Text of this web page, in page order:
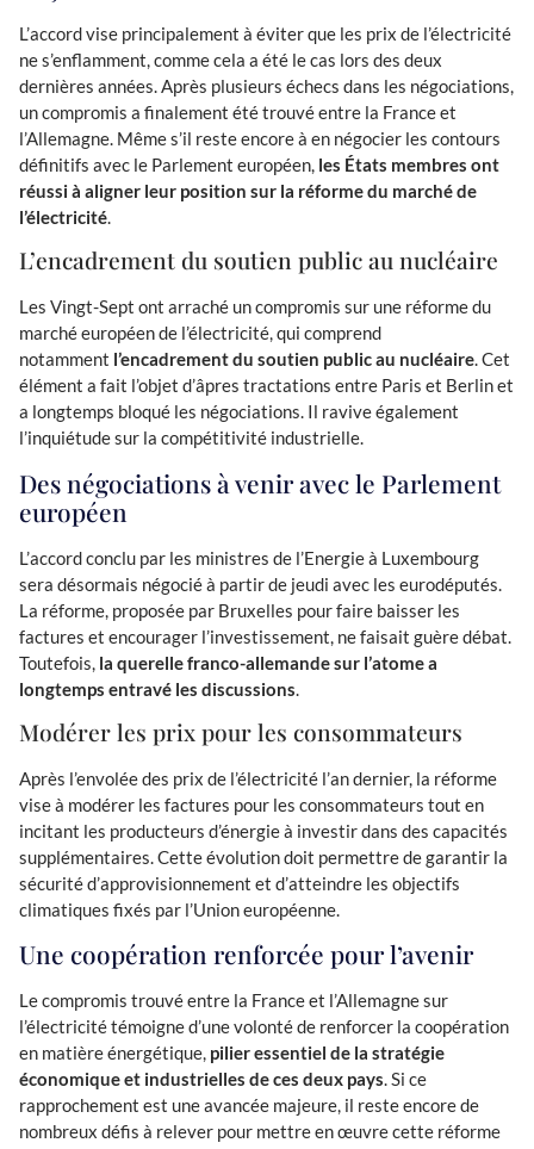
L’accord vise principalement à éviter que les prix de l’électricité
ne s’enflamment, comme cela a été le cas lors des deux
dernières années. Après plusieurs échecs dans les négociations,
un compromis a finalement été trouvé entre la France et
l’Allemagne. Même s’il reste encore à en négocier les contours
définitifs avec le Parlement européen, les États membres ont
réussi à aligner leur position sur la réforme du marché de
l’électricité.
L’encadrement du soutien public au nucléaire
Les Vingt-Sept ont arraché un compromis sur une réforme du
marché européen de l’électricité, qui comprend
notamment l’encadrement du soutien public au nucléaire. Cet
élément a fait l’objet d’âpres tractations entre Paris et Berlin et
a longtemps bloqué les négociations. Il ravive également
l’inquiétude sur la compétitivité industrielle.
Des négociations à venir avec le Parlement
européen
L’accord conclu par les ministres de l’Energie à Luxembourg
sera désormais négocié à partir de jeudi avec les eurodéputés.
La réforme, proposée par Bruxelles pour faire baisser les
factures et encourager l’investissement, ne faisait guère débat.
Toutefois, la querelle franco-allemande sur l’atome a
longtemps entravé les discussions
Modérer les prix pour les consommateurs
Après l’envolée des prix de l’électricité l’an dernier, la réforme
vise à modérer les factures pour les consommateurs tout en
incitant les producteurs d’énergie à investir dans des capacités
supplémentaires. Cette évolution doit permettre de garantir la
sécurité d’approvisionnement et d’atteindre les objectifs
climatiques fixés par l’Union européenne.
Une coopération renforcée pour l’avenir
Le compromis trouvé entre la France et l’Allemagne sur
l’électricité témoigne d’une volonté de renforcer la coopération
en matière énergétique, pilier essentiel de la stratégie
économique et industrielles de ces deux pays. Si ce
rapprochement est une avancée majeure, il reste encore de
nombreux défis à relever pour mettre en œuvre cette réforme